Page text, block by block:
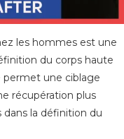
les hommes est une
du corps haute
une ciblage
récupération plus
la définition du